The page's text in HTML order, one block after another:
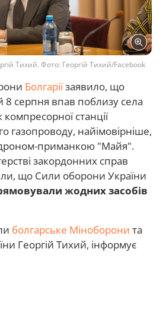
Тихий. Фото: Георгій Тихий/Facebook
Болгаріїзаявило, що
8 серпня впав поблизу села
станції
газопроводу, найімовірніше,
приманкою "Майя".
закордонних справ
що Сили оборони України
жодних засобів
болгарське Міноборони та
Георгій Тихий, інформує